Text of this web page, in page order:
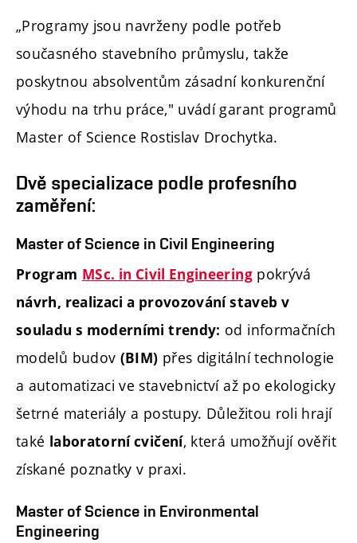
„Programy jsou navrženy podle potřeb
současného stavebního průmyslu, takže
poskytnou absolventům zásadní konkurenční
výhodu na trhu práce," uvádí garant programů
Master of Science Rostislav Drochytka.
Dvě specializace podle profesního
zaměření:
Master of Science in Civil Engineering
Program MSc. in Civil Engineeringpokrývá
návrh, realizaci a provozování staveb v
souladu s moderními trendy: od informačních
modelů budov (BIM) přes digitální technologie
a automatizaci ve stavebnictví až po ekologicky
šetrné materiály a postupy. Důležitou roli hrají
také laboratorní cvičení, která umožňují ověřit
získané poznatky v praxi.
Master of Science in Environmental
Engineering